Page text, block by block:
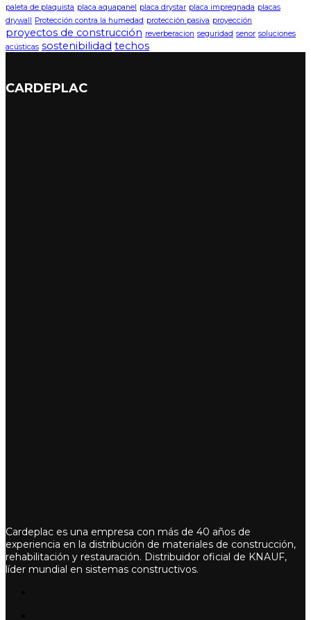
paleta de plaquista placa aquapanel placa drystar placa impregnada placas
drywall
Protección contra la humedad protección pasiva proyección
proyectos de construcción reverberacion seguridad senor soluciones
acústicas sostenibilidad techos
CARDEPLAC
Cardeplac es una empresa con más de 40 años de
experiencia en la distribución de materiales de construcción,
rehabilitación y restauración. Distribuidor oficial de KNAUF,
líder mundial en sistemas constructivos.